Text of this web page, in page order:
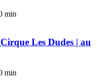
min
Les Dudes | au
min